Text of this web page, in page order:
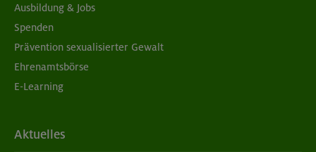
05./06.09.26
Grundkurs Klettern indoor
München
05./06.09.26
Ausbildung & Jobs
Spenden
Prävention sexualisierter Gewalt
Ehrenamtsbörse
E-Learning
Aktuelles